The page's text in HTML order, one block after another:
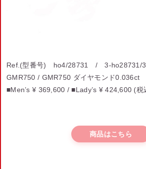
Ref.(型番号) ho4/28731 / 3-ho28731/
GMR750 / GMR750 ダイヤモンド0.036ct
■Men’s ¥ 369,600 /■Lady’s ¥ 424,600 (税
商品はこちら